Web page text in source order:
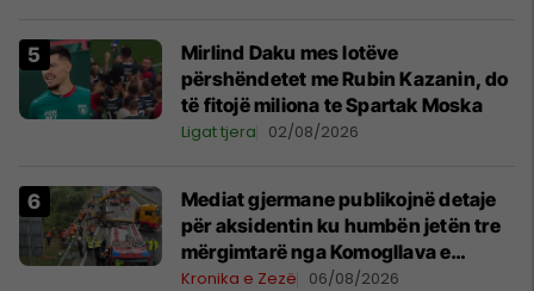
Mirlind Daku mes lotëve
përshëndetet me Rubin Kazanin, do
të fitojë miliona te Spartak Moska
Ligat tjera 02/08/2026
Mediat gjermane publikojnë detaje
për aksidentin ku humbën jetën tre
mërgimtarë nga Komogllava e
Ferizajt
Kronika e Zezë 06/08/2026